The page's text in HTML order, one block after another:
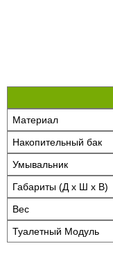
Материал
Накопительный бак
Умывальник
Габариты (Д х Ш х В)
Вес
Туалетный Модуль